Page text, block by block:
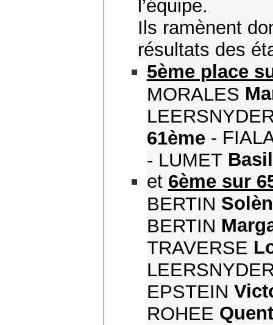
l’équipe.
Ils ramènent
résultats des
5ème place
MORALES
61ème-
- LUMET
et 6ème sur
BERTIN
BERTIN
TRAVERSE
EPSTEIN
ROHEE